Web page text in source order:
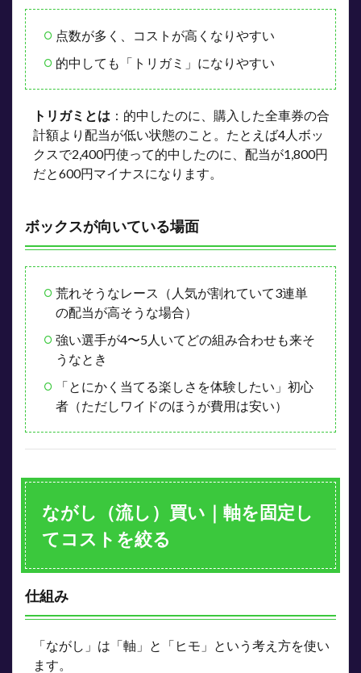
ガミ
ぐポ
ト
8
まと
め：
迷っ
たら
しか
う
点数が多く、コストが高くなりやすい
的中しても「トリガミ」になりやすい
トリガミとは ：的中したのに、購入した全車券の合
計額より配当が低い状態のこと。たとえば4人ボッ
クスで2,400円使って的中したのに、配当が1,800円
だと600円マイナスになります。
ボックスが向いている場面
荒れそうなレース（人気が割れていて3連単
の配当が高そうな場合）
強い選手が4〜5人いてどの組み合わせも来そ
うなとき
「とにかく当てる楽しさを体験したい」初心
者（ただしワイドのほうが費用は安い）
ながし（流し）買い｜軸を固定し
てコストを絞る
仕組み
「ながし」は「軸」と「ヒモ」という考え方を使い
ます。